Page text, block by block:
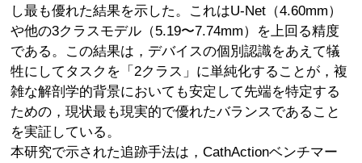
し最も優れた結果を示した。これはU-Net（4.60mm）
や他の3クラスモデル（5.19〜7.74mm）を上回る精度
である。この結果は，デバイスの個別認識をあえて犠
牲にしてタスクを「2クラス」に単純化することが，複
雑な解剖学的背景においても安定して先端を特定する
ための，現状最も現実的で優れたバランスであること
を実証している。
本研究で示された追跡手法は，CathActionベンチマー